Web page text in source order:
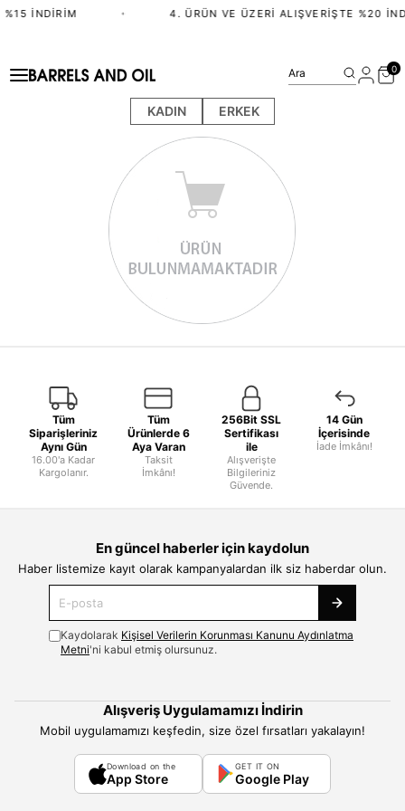
İNDIRIM • 4. ÜRÜN VE ÜZERI ALIŞVERIŞTE %20
KADIN ERKEK
Ara 0
Tüm
Siparişleriniz
Aynı Gün
16.00'a Kadar
Kargolanır.
Tüm
Ürünlerde 6
Aya Varan
Taksit
İmkânı!
256Bit SSL
Sertifikası
ile
Alışverişte
Bilgileriniz
Güvende.
14 Gün
İçerisinde
İade İmkânı!
En güncel haberler için kaydolun
Haber listemize kayıt olarak kampanyalardan ilk siz haberdar olun.
Kaydolarak Kişisel Verilerin Korunması Kanunu Aydınlatma
Metni'ni kabul etmiş olursunuz.
Alışveriş Uygulamamızı İndirin
Mobil uygulamamızı keşfedin, size özel fırsatları yakalayın!
Download on the
App Store
GET IT ON
Google Play